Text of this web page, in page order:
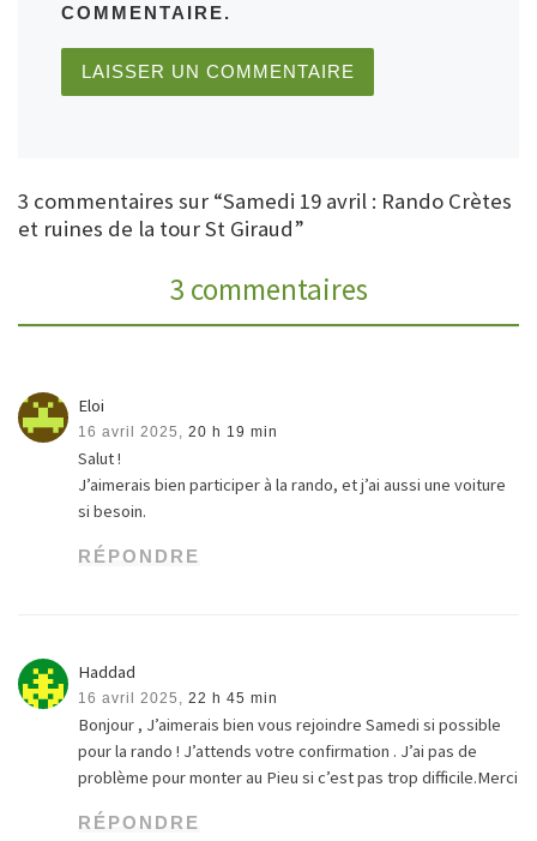
COMMENTAIRE.
3 commentaires sur “Samedi 19 avril : Rando Crètes
et ruines de la tour St Giraud”
3 commentaires
Eloi
16 avril 2025, 20 h 19 min
Salut !
J’aimerais bien participer à la rando, et j’ai aussi une voiture
si besoin.
RÉPONDRE
Haddad
16 avril 2025, 22 h 45 min
Bonjour , J’aimerais bien vous rejoindre Samedi si possible
pour la rando ! J’attends votre confirmation . J’ai pas de
problème pour monter au Pieu si c’est pas trop difficile.Merci
RÉPONDRE